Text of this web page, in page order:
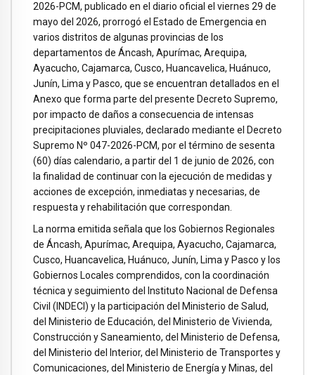
2026-PCM, publicado en el diario oficial el viernes 29 de
mayo del 2026, prorrogó el Estado de Emergencia en
varios distritos de algunas provincias de los
departamentos de Áncash, Apurímac, Arequipa,
Ayacucho, Cajamarca, Cusco, Huancavelica, Huánuco,
Junín, Lima y Pasco, que se encuentran detallados en el
Anexo que forma parte del presente Decreto Supremo,
por impacto de daños a consecuencia de intensas
precipitaciones pluviales, declarado mediante el Decreto
Supremo Nº 047-2026-PCM, por el término de sesenta
(60) días calendario, a partir del 1 de junio de 2026, con
la finalidad de continuar con la ejecución de medidas y
acciones de excepción, inmediatas y necesarias, de
respuesta y rehabilitación que correspondan.
La norma emitida señala que los Gobiernos Regionales
de Áncash, Apurímac, Arequipa, Ayacucho, Cajamarca,
Cusco, Huancavelica, Huánuco, Junín, Lima y Pasco y los
Gobiernos Locales comprendidos, con la coordinación
técnica y seguimiento del Instituto Nacional de Defensa
Civil (INDECI) y la participación del Ministerio de Salud,
del Ministerio de Educación, del Ministerio de Vivienda,
Construcción y Saneamiento, del Ministerio de Defensa,
del Ministerio del Interior, del Ministerio de Transportes y
Comunicaciones, del Ministerio de Energía y Minas, del